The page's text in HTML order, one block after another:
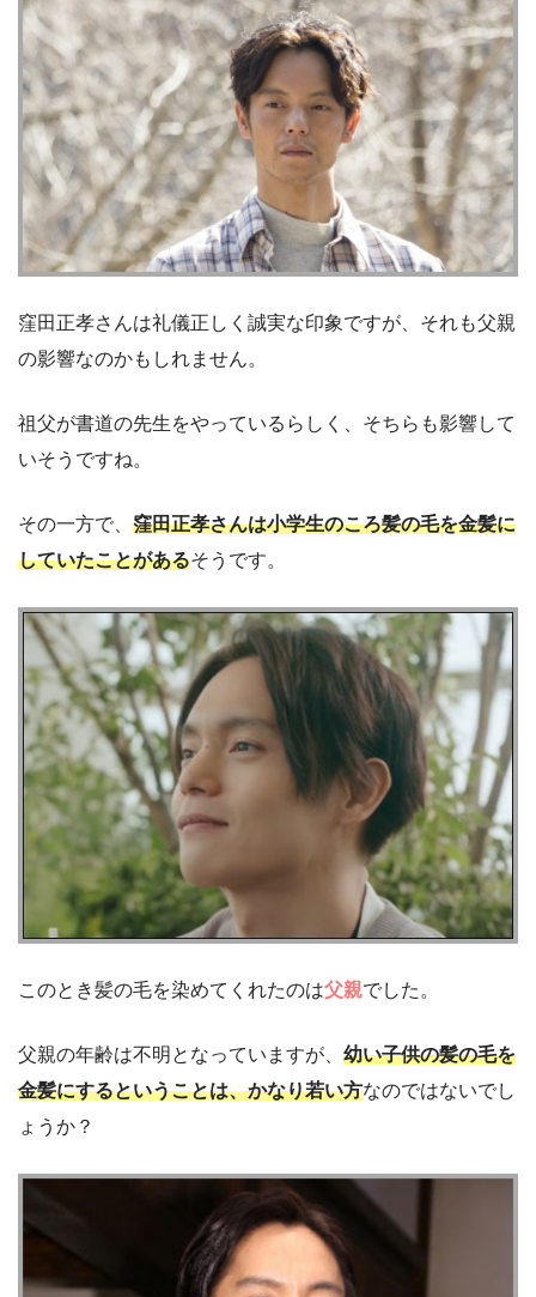
窪田正孝さんは礼儀正しく誠実な印象ですが、それも父親
の影響なのかもしれません。
祖父が書道の先生をやっているらしく、そちらも影響して
いそうですね。
その一方で、 窪田正孝さんは小学生のころ髪の毛を金髪に
していたことがあるそうです。
このとき髪の毛を染めてくれたのは父親でした。
父親の年齢は不明となっていますが、 幼い子供の髪の毛を
金髪にするということは、かなり若い方なのではないでし
ょうか？